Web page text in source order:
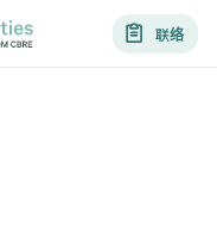
联络